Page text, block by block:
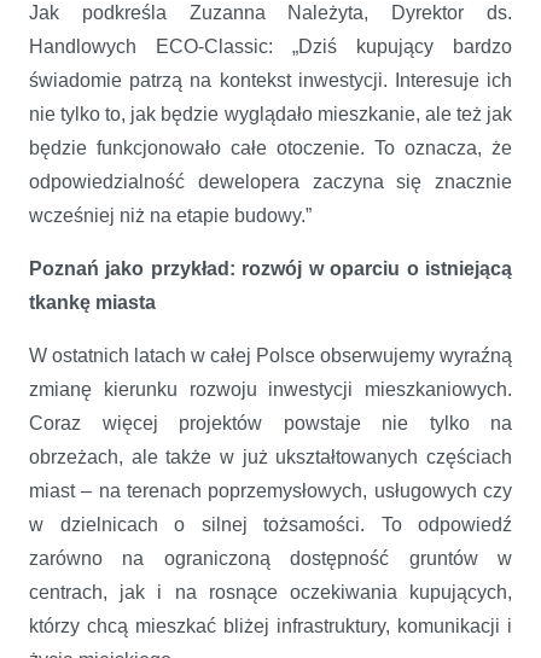
Jak podkreśla Zuzanna Należyta, Dyrektor ds.
Handlowych ECO-Classic: „Dziś kupujący bardzo
świadomie patrzą na kontekst inwestycji. Interesuje ich
nie tylko to, jak będzie wyglądało mieszkanie, ale też jak
będzie funkcjonowało całe otoczenie. To oznacza, że
odpowiedzialność dewelopera zaczyna się znacznie
wcześniej niż na etapie budowy.”
Poznań jako przykład: rozwój w oparciu o istniejącą
tkankę miasta
W ostatnich latach w całej Polsce obserwujemy wyraźną
zmianę kierunku rozwoju inwestycji mieszkaniowych.
Coraz więcej projektów powstaje nie tylko na
obrzeżach, ale także w już ukształtowanych częściach
miast – na terenach poprzemysłowych, usługowych czy
w dzielnicach o silnej tożsamości. To odpowiedź
zarówno na ograniczoną dostępność gruntów w
centrach, jak i na rosnące oczekiwania kupujących,
którzy chcą mieszkać bliżej infrastruktury, komunikacji i